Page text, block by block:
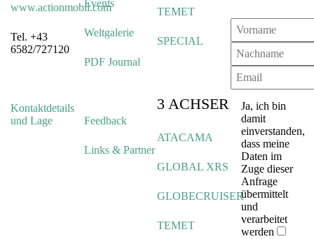
www.actionmobil.com
Tel. +43
6582/727120
Kontaktdetails
und Lage
Events
Weltgalerie
PDF Journal
Feedback
Links & Partner
TEMET
SPECIAL
3 ACHSER
ATACAMA
GLOBAL XRS
GLOBECRUISER
TEMET
Ja, ich bin
damit
einverstanden,
dass meine
Daten im
Zuge dieser
Anfrage
übermittelt
und
verarbeitet
werden